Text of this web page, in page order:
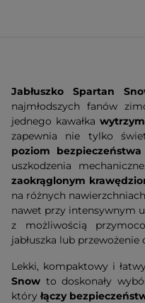
Jabłuszko Spartan
najmłodszych fanów
jednego kawałka
zapewnia nie tylko
poziom
uszkodzenia
zaokrąglonym
na różnych
nawet przy intensywnym
z możliwością
jabłuszka lub przewożenie
Lekki, kompaktowy i
Snow to doskonały
który łączy